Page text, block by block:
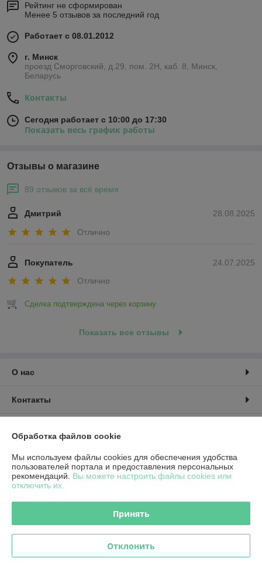
Рейтинг не сформирован
Менее 5 отзывов за последний год
Работает с 08.01.2012
г. Минск
проезд Сморговский, д.29, пом. 2Н, каб. 8, Минск,
Беларусь
Контакты
Сегодня работает с 10:00 до 17:30
Показать весь график работы
Отзывы о магазине
89 отзывов за всё время
28.08.2025
Дмитрий
Отлично
24.07.2025
Покупатель
Отлично
Сделка подтверждена через корзину
Показать все отзывы
О нас
Контакты
График работы
Полная версия сайта
Политика обработки cookies
Сайт создан на платформе Deal.by
Обработка файлов cookie
Мы используем файлы cookies для обеспечения удобства
пользователей портала и предоставления персональных
рекомендаций. Вы можете настроить файлы cookies или
отключить их.
Принять
Отклонить